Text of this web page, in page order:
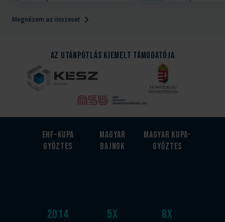
Megnézem az összeset
Az Utánpótlás kiemelt támogatója
EHF-Kupa
győztes
2014
Magyar
bajnok
5x
Magyar kupa-
győztes
8x